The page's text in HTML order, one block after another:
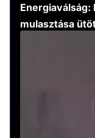
mulasztása